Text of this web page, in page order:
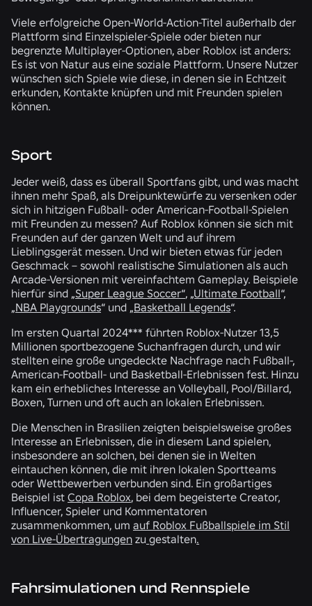
Viele erfolgreiche Open-World-Action-Titel außerhalb der
Plattform sind Einzelspieler-Spiele oder bieten nur
begrenzte Multiplayer-Optionen, aber Roblox ist anders:
Es ist von Natur aus eine soziale Plattform. Unsere Nutzer
wünschen sich Spiele wie diese, in denen sie in Echtzeit
erkunden, Kontakte knüpfen und mit Freunden spielen
können.
Sport
Jeder weiß, dass es überall Sportfans gibt, und was macht
ihnen mehr Spaß, als Dreipunktewürfe zu versenken oder
sich in hitzigen Fußball- oder American-Football-Spielen
mit Freunden zu messen? Auf Roblox können sie sich mit
Freunden auf der ganzen Welt und auf ihrem
Lieblingsgerät messen. Und wir bieten etwas für jeden
Geschmack – sowohl realistische Simulationen als auch
Arcade-Versionen mit vereinfachtem Gameplay. Beispiele
hierfür sind „Super League Soccer“, „Ultimate Football“,
„NBA Playgrounds“ und „Basketball Legends“.
Im ersten Quartal 2024*** führten Roblox-Nutzer 13,5
Millionen sportbezogene Suchanfragen durch, und wir
stellten eine große ungedeckte Nachfrage nach Fußball-,
American-Football- und Basketball-Erlebnissen fest. Hinzu
kam ein erhebliches Interesse an Volleyball, Pool/Billard,
Boxen, Turnen und oft auch an lokalen Erlebnissen.
Die Menschen in Brasilien zeigten beispielsweise großes
Interesse an Erlebnissen, die in diesem Land spielen,
insbesondere an solchen, bei denen sie in Welten
eintauchen können, die mit ihren lokalen Sportteams
oder Wettbewerben verbunden sind. Ein großartiges
Beispiel ist Copa Roblox, bei dem begeisterte Creator,
Influencer, Spieler und Kommentatoren
zusammenkommen, um auf Roblox Fußballspiele im Stil
von Live-Übertragungen zu gestalten.
Fahrsimulationen und Rennspiele